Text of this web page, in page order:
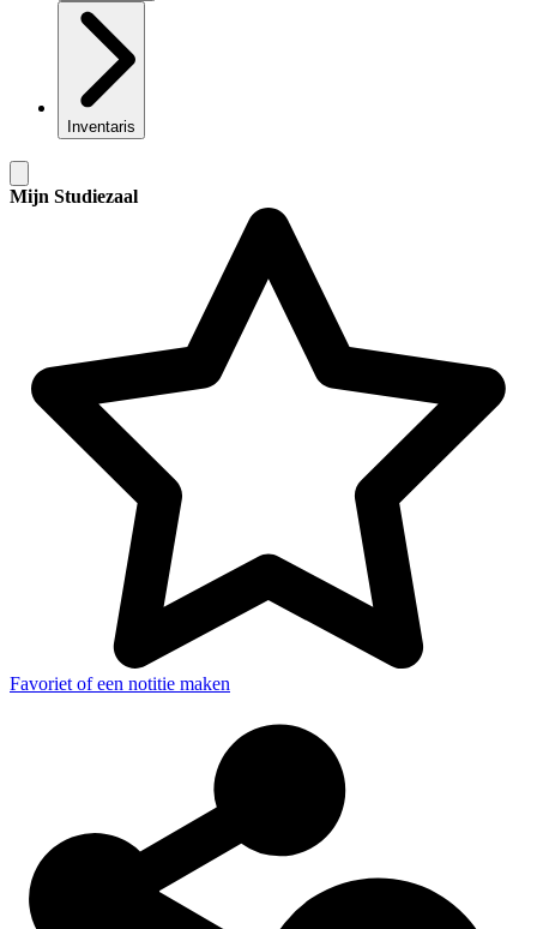
Inventaris
Mijn Studiezaal
Favoriet of een notitie maken